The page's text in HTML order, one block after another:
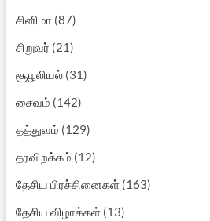
சினிமா (87)
சிறுவர் (21)
சூழலியல்(31)
சைவம் (142)
தத்துவம் (129)
தரவிறக்கம் (12)
தேசிய பிரச்சினைகள்(163)
தேசிய விழாக்கள்(13)